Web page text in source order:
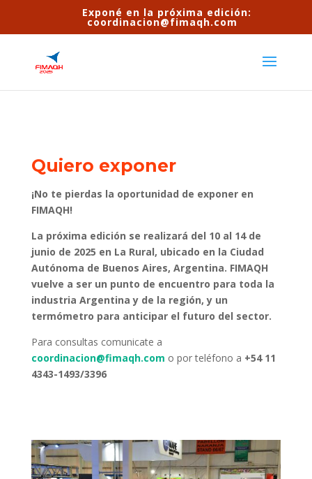
Exponé en la próxima edición:
coordinacion@fimaqh.com
Quiero exponer
¡No te pierdas la oportunidad de exponer en
FIMAQH!
La próxima edición se realizará del 10 al 14 de
junio de 2025 en La Rural, ubicado en la Ciudad
Autónoma de Buenos Aires, Argentina. FIMAQH
vuelve a ser un punto de encuentro para toda la
industria Argentina y de la región, y un
termómetro para anticipar el futuro del sector.
Para consultas comunicate a
coordinacion@fimaqh.com o por teléfono a +54 11
4343-1493/3396